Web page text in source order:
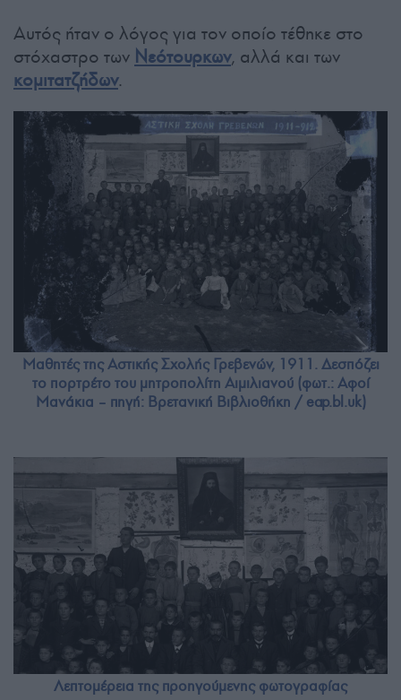
Αυτός ήταν ο λόγος για τον οποίο τέθηκε στο
στόχαστρο των Νεότουρκων, αλλά και των
κομιτατζήδων.
Μαθητές της Αστικής Σχολής Γρεβενών, 1911. Δεσπόζει
το πορτρέτο του μητροπολίτη Αιμιλιανού (φωτ.: Αφοί
Μανάκια – πηγή: Βρετανική Βιβλιοθήκη / eap.bl.uk)
Λεπτομέρεια της προηγούμενης φωτογραφίας